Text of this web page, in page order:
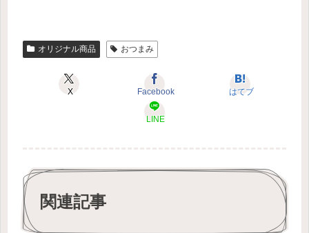
オリジナル商品 おつまみ
X Facebook はてブ
LINE
関連記事